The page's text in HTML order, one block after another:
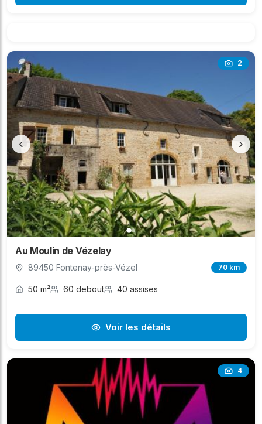
2
‹ ›
Au Moulin de Vézelay
89450 Fontenay-près-Vézel 70 km
50 m² 60 debout 40 assises
Voir les détails
4